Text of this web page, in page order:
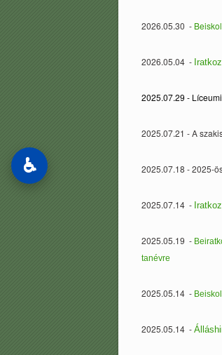
2026.05.30 -
2026.05.04 -
2025.07.29 -
2025.07.21 - A
2025.07.18 - 2025-
2025.07.14 -
2025.05.19 -
tanévre
2025.05.14 -
2025.05.14 -
♿